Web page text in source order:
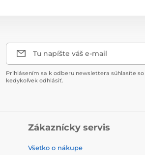
Tu napíšte váš e-mail
Prihlásením sa k odberu newslettera súhlasíte so
kedykoľvek odhlásiť.
Zákaznícky servis
Všetko o nákupe